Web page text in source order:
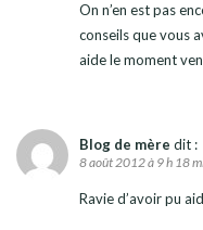
On n’en est pas
conseils que vous
aide le moment
Blog de mère dit :
8 août 2012 à 9 h 18
Ravie d’avoir pu